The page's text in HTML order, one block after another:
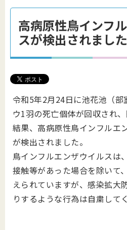
高病原性鳥インフ
スが検出されまし
令和5年2月24日に池花池（部
ウ1羽の死亡個体が回収され
結果、高病原性鳥インフルエ
が検出されました。
鳥インフルエンザウイルスは
接触等があった場合を除いて
えられていますが、感染拡大
りするような行為は自粛して